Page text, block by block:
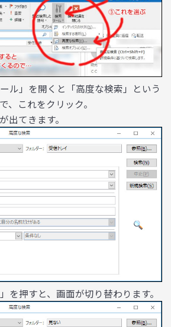
ル」を開くと「高度な検索」という
、これをクリック。
出てきます。
を押すと、画面が切り替わります。